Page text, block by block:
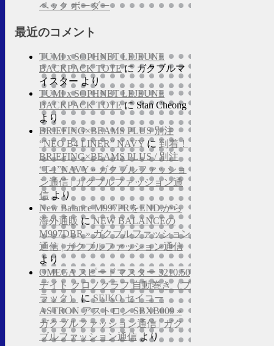
ペック ボーダー
最近のコメント
TUMI x SOPHNET LEJEUNE
BACKPACK TOTEに ガクブルマ
イスター より
TUMI x SOPHNET LEJEUNE
BACKPACK TOTEに Stan Cheong
より
BRIEFING×BEAMS PLUS 別注
“NEO B4 LINER” NAVY に 到着！
BRIEFING×BEAMS PLUS / 別注
“T-1”NAVY » ガクブルファッショ
ン通信 | ガクブルファッション通
信 より
New Balance M997PRをEND.から
海外通販 にNEW BALANCEの
M997DBR » ガクブルファッション
通信 | ガクブルファッション通信
より
OMEGA スピードマスター 3210.50
デイト クロノグラフ 自動巻き（ブ
ラック） にSEIKO セイコー
ASTRON アストロン SBXB009 »
ガクブルファッション通信 | ガク
ブルファッション通信 より